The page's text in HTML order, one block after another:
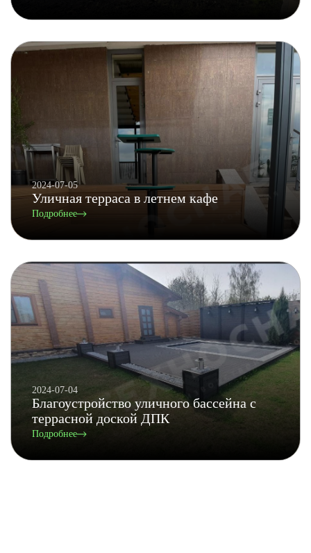
2024-07-05
Уличная терраса в летнем кафе
Подробнее
2024-07-04
Благоустройство уличного бассейна с
террасной доской ДПК
Подробнее